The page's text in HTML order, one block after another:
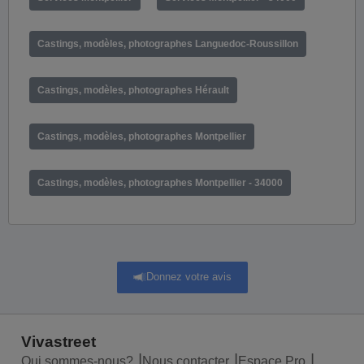
Castings, modèles, photographes Languedoc-Roussillon
Castings, modèles, photographes Hérault
Castings, modèles, photographes Montpellier
Castings, modèles, photographes Montpellier - 34000
Donnez votre avis
Vivastreet
Qui sommes-nous? Nous contacter Espace Pro